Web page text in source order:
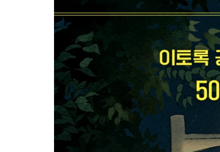
Beyond Story 답은 내 안에 있다
04 공부는 나를 영혼이 강한 사람으로 단련시킨다
_내 인생살이에 필요한 덕목을 익히는 기간
_모든 과목에는 다 배울 만한 이유가 있다
_나는 강하고 단단한 사람이다
_마음을 다지기 좋은 날
Beyond Story 영혼이 강한 사람들의 10가지 특징
05 고생 좀 하기로 마음먹는 순간, 모든 것이 달라
_도깨비방망이나 요술램프는 현실에 없다
_잘하기 전까지는 좀처럼 재미가 없는 법이다